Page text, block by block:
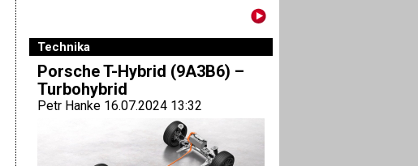
Technika
Porsche T-Hybrid (9A3B6) –
Turbohybrid
Petr Hanke 16.07.2024 13:32